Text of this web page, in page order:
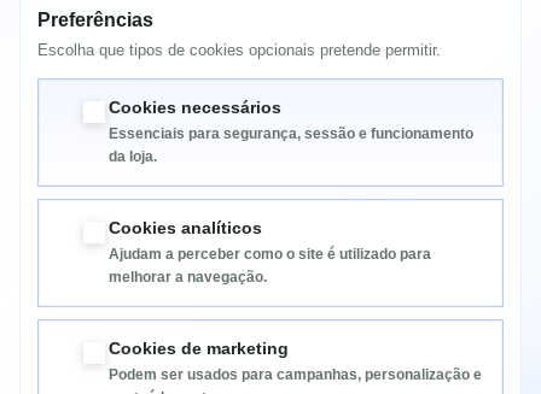
36,001,929,36,001,943, 36,002,066, 36200019, 36200043,
36200044, 36200395
B, CPA-A065, PA-1560-56LC, PA-1650-37LC, PA-1650-52LB
Informação
Preferências
Escolha que tipos de cookies opcionais pretende permitir.
Cookies necessários
Essenciais para segurança, sessão e funcionamento
da loja.
Cookies analíticos
Ajudam a perceber como o site é utilizado para
melhorar a navegação.
Cookies de marketing
Podem ser usados para campanhas, personalização e